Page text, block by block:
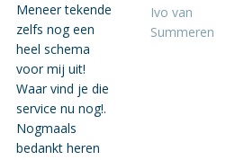
Meneer tekende
zelfs nog een
heel schema
voor mij uit!
Waar vind je die
service nu nog!.
Nogmaals
bedankt heren
Ivo van
Summeren